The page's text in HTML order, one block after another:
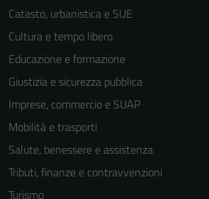
Catasto, urbanistica e SUE
Cultura e tempo libero
Educazione e formazione
Giustizia e sicurezza pubblica
Imprese, commercio e SUAP
Mobilità e trasporti
Salute, benessere e assistenza
Tributi, finanze e contravvenzioni
Turismo